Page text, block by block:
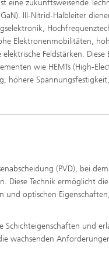
eine zukunftsweisende
III-Nitrid-Halbleiter
Elektronenmobilitäten,
Feldstärken.
wie HEMTs (High-
höhere
(PVD), bei
Technik ermöglicht
und optischen
und
wachsenden